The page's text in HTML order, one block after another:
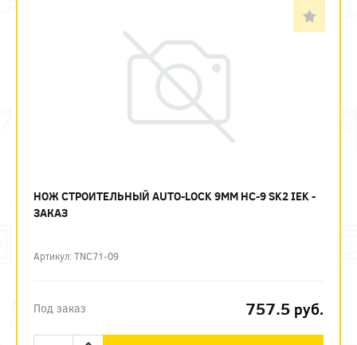
НОЖ СТРОИТЕЛЬНЫЙ AUTO-LOCK 9ММ НС-9 SK2 IEK -
ЗАКАЗ
Артикул: TNC71-09
Под заказ 757.5 руб.